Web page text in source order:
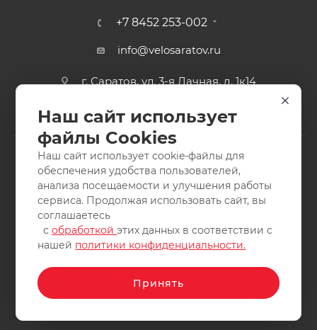
+7 8452 253-002
info@velosaratov.ru
г. Саратов, ул. 3-я Дачная, д. 1к14
2011-2026 © интернет-магазин спортивных товаров
ВелоСаратов. Не является публичной офертой. Все права
защищены. Заимствование материалов и фотографий
запрещено.
Наш сайт использует
файлы Cookies
Наш сайт использует cookie-файлы для
обеспечения удобства пользователей,
анализа посещаемости и улучшения работы
сервиса. Продолжая использовать сайт, вы
соглашаетесь
собработкойэтих данных в соответствии с
нашей политики конфиденциальности.
Принять